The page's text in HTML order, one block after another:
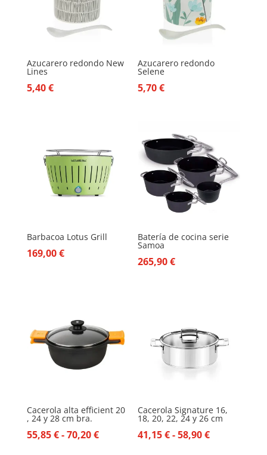
Azucarero redondo New
Lines
5,40€
Azucarero redondo
Selene
5,70€
Barbacoa Lotus Grill
169,00€
Batería de cocina serie
Samoa
265,90€
Cacerola alta efficient 20
, 24 y 28 cm bra.
55,85€-70,20€Rango
Cacerola Signature 16,
18, 20, 22, 24 y 26 cm
41,15€-58,90€Rango